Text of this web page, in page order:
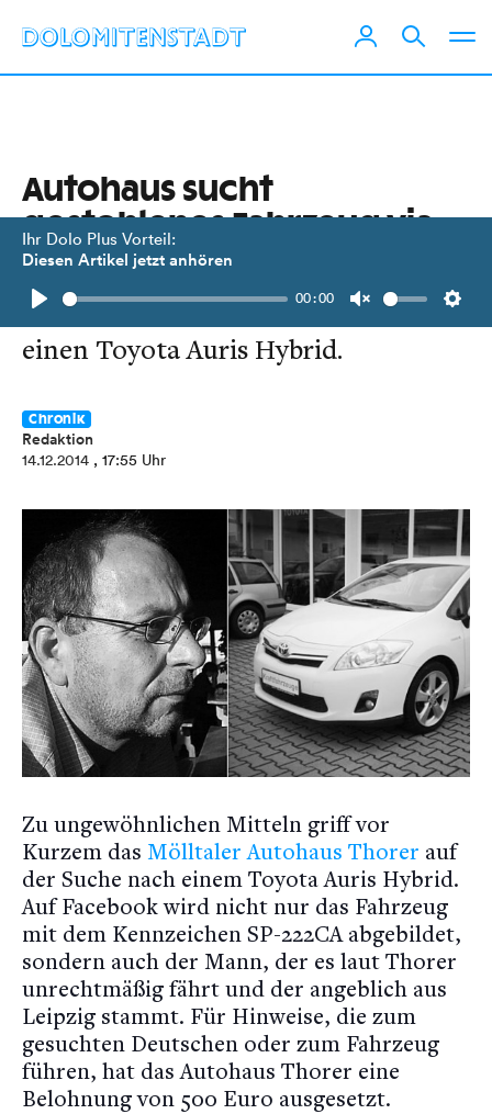
Ihr Dolo Plus Vorteil:
Diesen Artikel jetzt anhören
Play
00:00
Unmute
Autohaus sucht
gestohlenes Fahrzeug via
Facebook
Mölltaler Firma Thorer vermisst
einen Toyota Auris Hybrid.
Chronik
Redaktion
14.12.2014 , 17:55 Uhr
Zu ungewöhnlichen Mitteln griff vor
Kurzem das Mölltaler Autohaus Thorer auf
der Suche nach einem Toyota Auris Hybrid.
Auf Facebook wird nicht nur das Fahrzeug
mit dem Kennzeichen SP-222CA abgebildet,
sondern auch der Mann, der es laut Thorer
unrechtmäßig fährt und der angeblich aus
Leipzig stammt. Für Hinweise, die zum
gesuchten Deutschen oder zum Fahrzeug
führen, hat das Autohaus Thorer eine
Belohnung von 500 Euro ausgesetzt.